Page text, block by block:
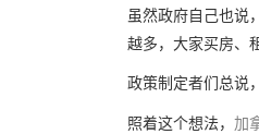
虽然政府自己也说
越多，大家买房、
政策制定者们总说，
照着这个想法， 加